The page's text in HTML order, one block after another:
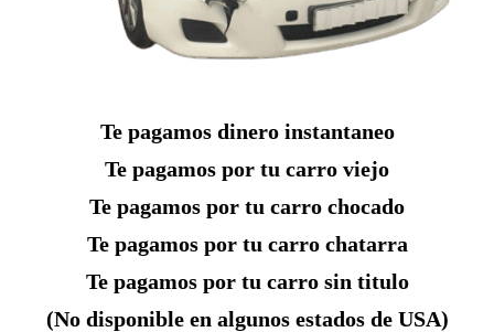
Te pagamos dinero instantaneo
Te pagamos por tu carro viejo
Te pagamos por tu carro chocado
Te pagamos por tu carro chatarra
Te pagamos por tu carro sin titulo
(No disponible en algunos estados de USA)